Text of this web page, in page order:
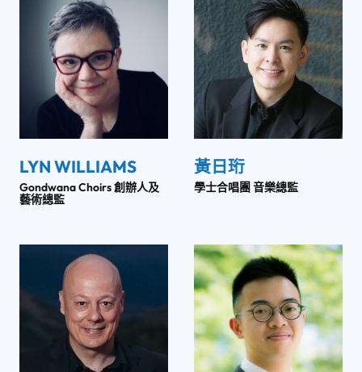
LYN WILLIAMS
Gondwana Choirs 創辦人及
藝術總監
黃日珩
學士合唱團 音樂總監